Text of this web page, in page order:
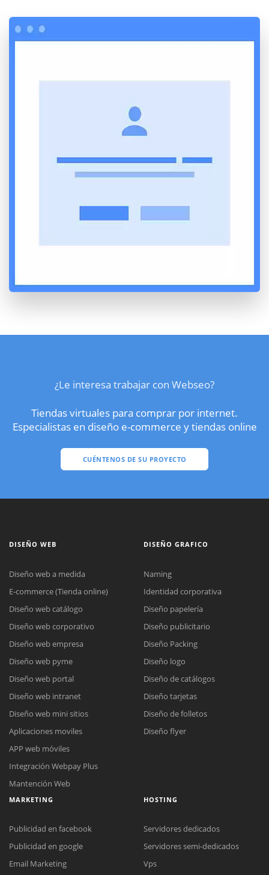
¿Le interesa trabajar con Webseo?
Tiendas virtuales para comprar por internet.
Especialistas en diseño e-commerce y tiendas online
CUÉNTENOS DE SU PROYECTO
DISEÑO WEB
Diseño web a medida
E-commerce (Tienda online)
Diseño web catálogo
Diseño web corporativo
Diseño web empresa
Diseño web pyme
Diseño web portal
Diseño web intranet
Diseño web mini sitios
Aplicaciones moviles
APP web móviles
Integración Webpay Plus
Mantención Web
DISEÑO GRAFICO
Naming
Identidad corporativa
Diseño papelería
Diseño publicitario
Diseño Packing
Diseño logo
Diseño de catálogos
Diseño tarjetas
Diseño de folletos
Diseño flyer
MARKETING
Publicidad en facebook
Publicidad en google
Email Marketing
HOSTING
Servidores dedicados
Servidores semi-dedicados
Vps